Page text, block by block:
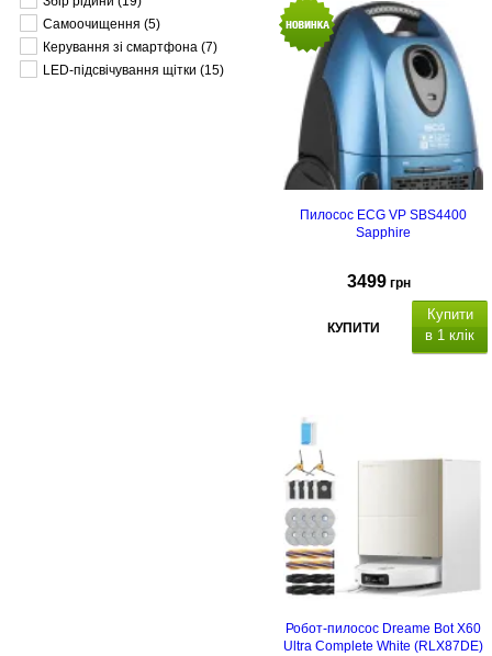
Самоочищення (5)
Керування зі смартфона (7)
LED-підсвічування щітки (15)
Пилосос ECG VP SBS4400
Sapphire
3499 грн
КУПИТИ
Купити
в 1 клік
Робот-пилосос Dreame Bot X60
Ultra Complete White (RLX87DE)